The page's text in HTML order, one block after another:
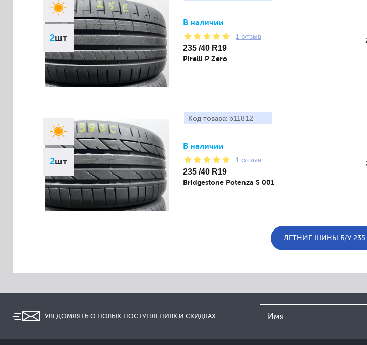
2шт
В наличии
1 отзыв
235 /40 R19
Pirelli P Zero
2шт
Код товара: b11812
В наличии
1 отзыв
235 /40 R19
Bridgestone Potenza S 001
ЛЕТНИЕ ШИНЫ Б/У 235
УВЕДОМЛЯТЬ О НОВЫХ ПОСТУПЛЕНИЯХ И СКИДКАХ